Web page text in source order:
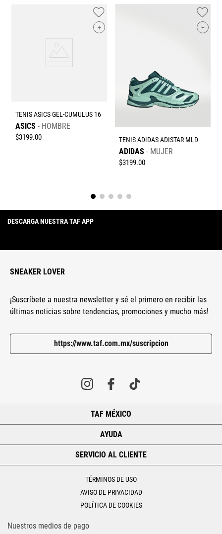
Dirección de email
+
TENIS ASICS GEL-CUMULUS 16
ASICS HOMBRE
$3199.00
+
TENIS ADIDAS ADISTAR MLD
ADIDAS MUJER
$3199.00
DESCARGA NUESTRA TAF APP
SNEAKER LOVER
¡Suscríbete a nuestra newsletter y sé el primero en recibir las
últimas noticias sobre tendencias, promociones y mucho más!
https://www.taf.com.mx/suscripcion
TAF MÉXICO
AYUDA
SERVICIO AL CLIENTE
TÉRMINOS DE USO
AVISO DE PRIVACIDAD
POLÍTICA DE COOKIES
Nuestros medios de pago